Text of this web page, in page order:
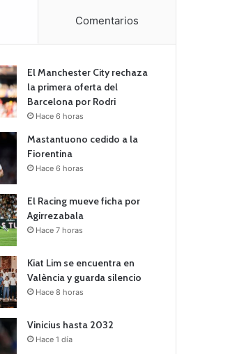
Comentarios
El Manchester City rechaza
la primera oferta del
Barcelona por Rodri
Hace 6 horas
Mastantuono cedido a la
Fiorentina
Hace 6 horas
El Racing mueve ficha por
Agirrezabala
Hace 7 horas
Kiat Lim se encuentra en
València y guarda silencio
Hace 8 horas
Vinicius hasta 2032
Hace 1 día